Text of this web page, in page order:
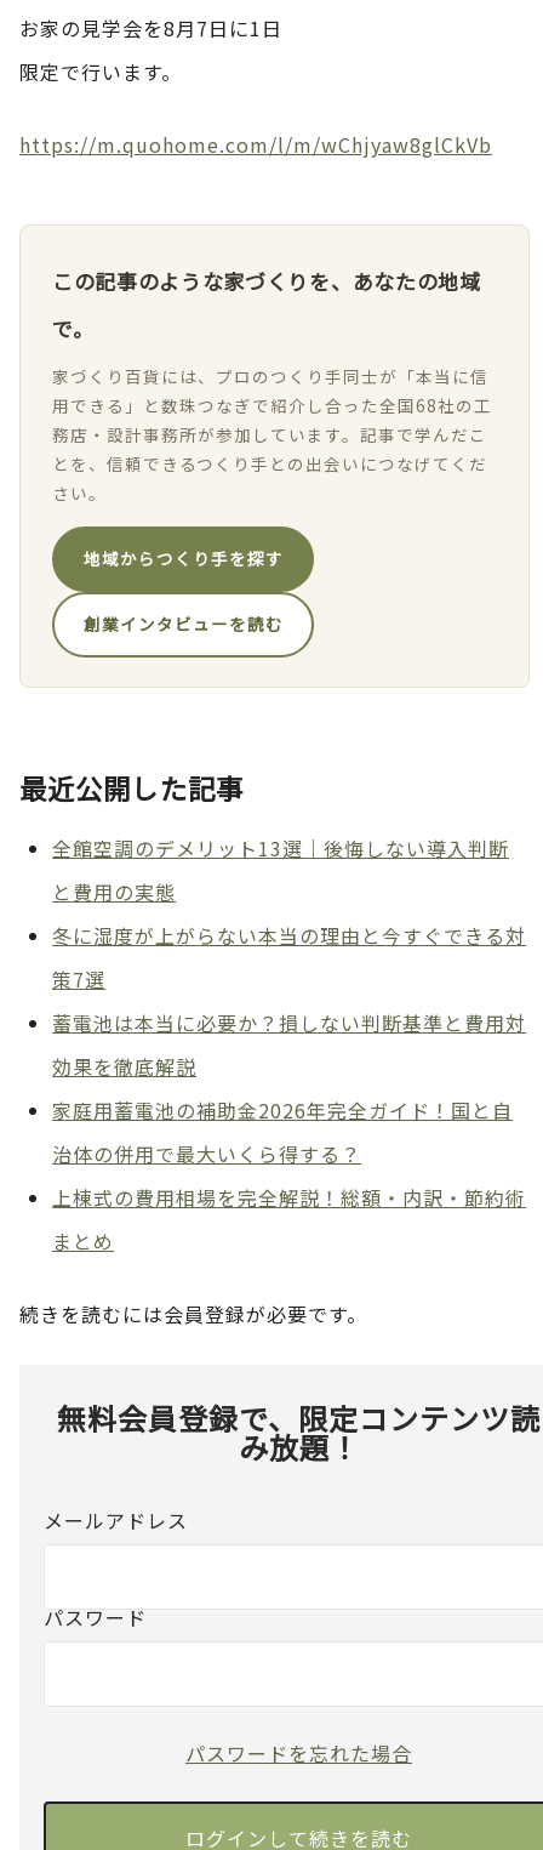
お家の見学会を8月7日に1日
限定で行います。
https://m.quohome.com/l/m/wChjyaw8glCkVb
この記事のような家づくりを、あなたの地域
で。
家づくり百貨には、プロのつくり手同士が「本当に信
用できる」と数珠つなぎで紹介し合った全国68社の工
務店・設計事務所が参加しています。記事で学んだこ
とを、信頼できるつくり手との出会いにつなげてくだ
さい。
地域からつくり手を探す
創業インタビューを読む
最近公開した記事
全館空調のデメリット13選｜後悔しない導入判断
と費用の実態
冬に湿度が上がらない本当の理由と今すぐできる対
策7選
蓄電池は本当に必要か？損しない判断基準と費用対
効果を徹底解説
家庭用蓄電池の補助金2026年完全ガイド！国と自
治体の併用で最大いくら得する？
上棟式の費用相場を完全解説！総額・内訳・節約術
まとめ
続きを読むには会員登録が必要です。
無料会員登録で、限定コンテンツ読
み放題！
メールアドレス
パスワード
パスワードを忘れた場合